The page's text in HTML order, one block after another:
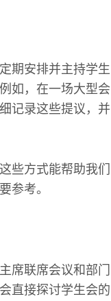
期安排并主持学生
如，在一场大型会
记录这些提议，并
些方式能帮助我们
参考。
席联席会议和部门
直接探讨学生会的